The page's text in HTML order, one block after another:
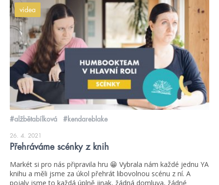
videa
#alžbětabílková #kendareblake
26. 4. 2021
Přehráváme scénky z knih
Markét si pro nás připravila hru 😁 Vybrala nám každé jednu YA
knihu a měli jsme za úkol přehrát libovolnou scénu z ní. A
pojaly jsme to každá úplně jinak, žádná domluva, žádné